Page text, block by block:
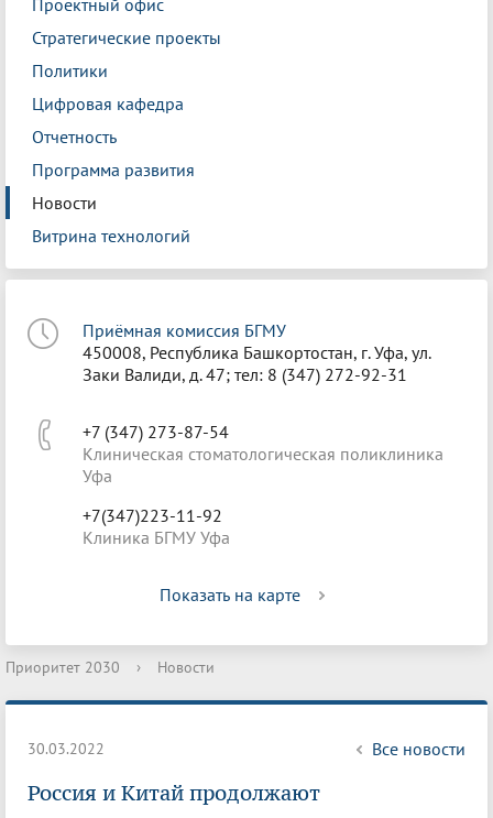
Проектный офис
Стратегические проекты
Политики
Цифровая кафедра
Отчетность
Программа развития
Новости
Витрина технологий
Приёмная комиссия БГМУ
450008, Республика Башкортостан, г. Уфа, ул.
Заки Валиди, д. 47; тел: 8 (347) 272-92-31
+7 (347) 273-87-54
Клиническая стоматологическая поликлиника
Уфа
+7(347)223-11-92
Клиника БГМУ Уфа
Показать на карте
Приоритет 2030 › Новости
30.03.2022 Все новости
Россия и Китай продолжают